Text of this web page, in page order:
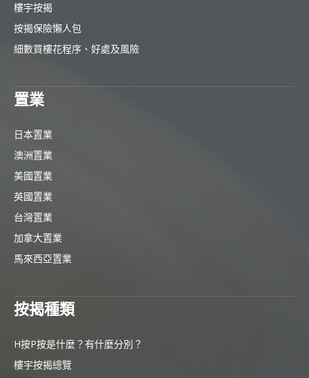
樓宇按揭
按揭保險懶人包
細數買樓花程序、好處及風險
置業
日本置業
澳洲置業
美國置業
英國置業
台灣置業
加拿大置業
馬來西亞置業
按揭種類
H按P按是什麼？有什麼分別？
樓宇按揭總覽